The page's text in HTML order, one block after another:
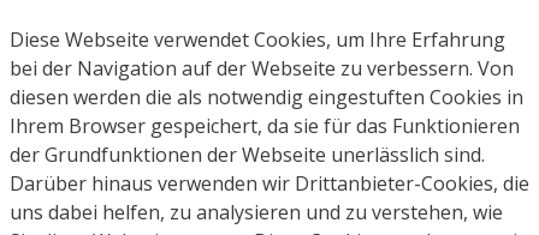
Diese Webseite verwendet Cookies, um Ihre Erfahrung
bei der Navigation auf der Webseite zu verbessern. Von
diesen werden die als notwendig eingestuften Cookies in
Ihrem Browser gespeichert, da sie für das Funktionieren
der Grundfunktionen der Webseite unerlässlich sind.
Darüber hinaus verwenden wir Drittanbieter-Cookies, die
uns dabei helfen, zu analysieren und zu verstehen, wie